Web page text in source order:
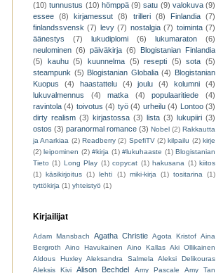
(10) tunnustus (10) hömppä (9) satu (9) valokuva (9)
essee (8) kirjamessut (8) trilleri (8) Finlandia (7)
finlandssvensk (7) levy (7) nostalgia (7) toiminta (7)
äänestys
(7) lukudiplomi (6) lukumaraton
(6)
neulominen (6) päiväkirja (6)
Blogistanian Finlandia
(5)
kauhu (5) kuunnelma (5) resepti (5) sota (5)
steampunk (5) Blogistanian Globalia (4)
Blogistanian
Kuopus
(4) haastattelu (4) joulu (4) kolumni
(4)
lukuvalmennus
(4) matka (4) populaaritiede
(4)
ravintola (4) toivotus (4) työ (4) urheilu (4) Lontoo (3)
dirty realism (3) kirjastossa (3) lista (3) lukupiiri (3)
ostos (3) paranormal romance (3) Nobel (2) Rakkautta
ja Anarkiaa (2) Readberry (2) SpefiTV (2) kilpailu (2) kirje
(2) leipominen (2) #kirja (1) #lukuhaaste (1) Blogistanian
Tieto (1) Long Play (1) copycat (1) hakusana (1) kiitos
(1) käsikirjoitus (1) lehti (1) miki-kirja (1) tositarina (1)
tyttökirja (1) yhteistyö (1)
Kirjailijat
Adam Mansbach Agatha Christie Agota Kristof Aina
Bergroth
Aino Havukainen Aino Kallas Aki Ollikainen
Aldous Huxley
Aleksandra Salmela
Aleksi Delikouras
Aleksis Kivi
Alison Bechdel Amy Pascale Amy Tan